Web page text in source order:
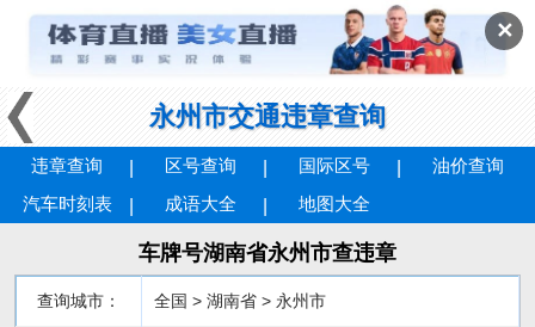
✕
永州市交通违章查询
违章查询 区号查询 国际区号
油价查询
汽车时刻表
成语大全 地图大全
车牌号湖南省永州市查违章
查询城市： 全国 > 湖南省 > 永州市